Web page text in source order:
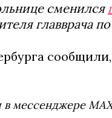
сменился
главврача
мессенджере